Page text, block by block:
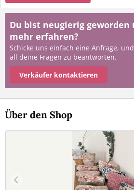
Du bist neugierig
mehr erfahren?
Schicke uns einfach eine Anfrage,
all deine Fragen zu beantworten.
Verkäufer kontaktieren
Über den Shop